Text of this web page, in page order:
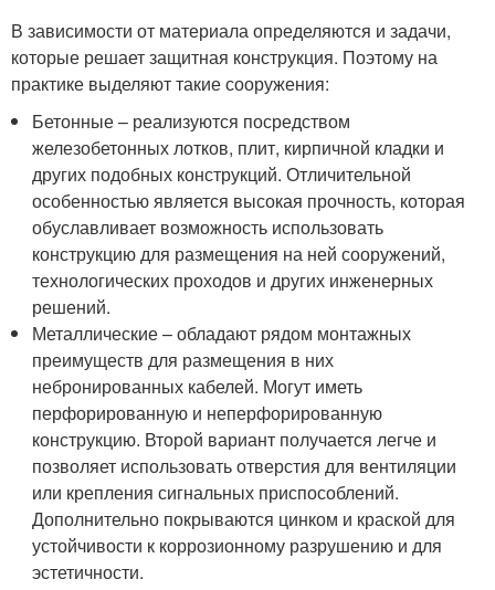
В зависимости от материала определяются и задачи,
которые решает защитная конструкция. Поэтому на
практике выделяют такие сооружения:
Бетонные – реализуются посредством
железобетонных лотков, плит, кирпичной кладки и
других подобных конструкций. Отличительной
особенностью является высокая прочность, которая
обуславливает возможность использовать
конструкцию для размещения на ней сооружений,
технологических проходов и других инженерных
решений.
Металлические – обладают рядом монтажных
преимуществ для размещения в них
небронированных кабелей. Могут иметь
перфорированную и неперфорированную
конструкцию. Второй вариант получается легче и
позволяет использовать отверстия для вентиляции
или крепления сигнальных приспособлений.
Дополнительно покрываются цинком и краской для
устойчивости к коррозионному разрушению и для
эстетичности.